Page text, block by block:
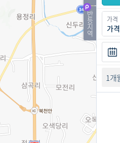
거래 지도 전출입 지
경매 지도
미분양 전출입
자유 게시판 질문 게시
지인 추천
블로그 이벤트
반
등
지
역
가격
가격
1개